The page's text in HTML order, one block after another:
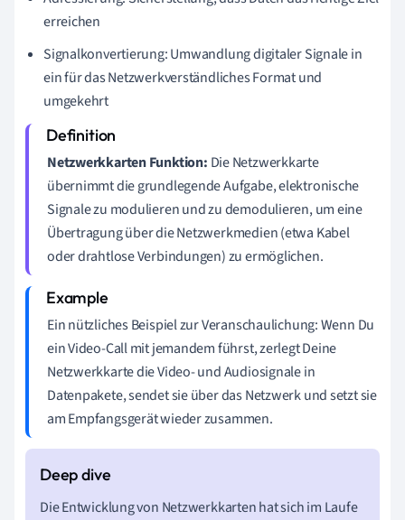
erreichen
Signalkonvertierung: Umwandlung digitaler Signale in
ein für das Netzwerkverständliches Format und
umgekehrt
Netzwerkkarten Funktion: Die Netzwerkkarte
übernimmt die grundlegende Aufgabe, elektronische
Signale zu modulieren und zu demodulieren, um eine
Übertragung über die Netzwerkmedien (etwa Kabel
oder drahtlose Verbindungen) zu ermöglichen.
Ein nützliches Beispiel zur Veranschaulichung: Wenn Du
ein Video-Call mit jemandem führst, zerlegt Deine
Netzwerkkarte die Video- und Audiosignale in
Datenpakete, sendet sie über das Netzwerk und setzt sie
am Empfangsgerät wieder zusammen.
Die Entwicklung von Netzwerkkarten hat sich im Laufe